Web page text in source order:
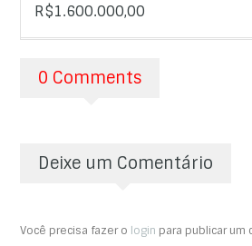
R$1.600.000,00
0 Comments
Deixe um Comentário
Você precisa fazer o login para publicar um